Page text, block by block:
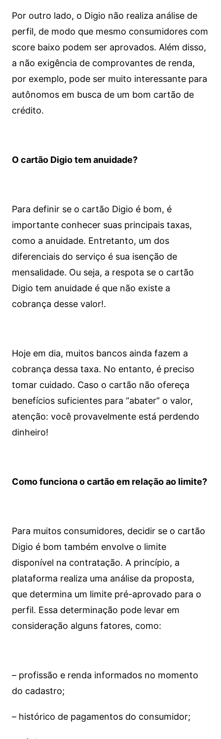
Por outro lado, o Digio não realiza análise de
perfil, de modo que mesmo consumidores com
score baixo podem ser aprovados. Além disso,
a não exigência de comprovantes de renda,
por exemplo, pode ser muito interessante para
autônomos em busca de um bom cartão de
crédito.
O cartão Digio tem anuidade?
Para definir se o cartão Digio é bom, é
importante conhecer suas principais taxas,
como a anuidade. Entretanto, um dos
diferenciais do serviço é sua isenção de
mensalidade. Ou seja, a respota se o cartão
Digio tem anuidade é que não existe a
cobrança desse valor!.
Hoje em dia, muitos bancos ainda fazem a
cobrança dessa taxa. No entanto, é preciso
tomar cuidado. Caso o cartão não ofereça
benefícios suficientes para “abater” o valor,
atenção: você provavelmente está perdendo
dinheiro!
Como funciona o cartão em relação ao limite?
Para muitos consumidores, decidir se o cartão
Digio é bom também envolve o limite
disponível na contratação. A princípio, a
plataforma realiza uma análise da proposta,
que determina um limite pré-aprovado para o
perfil. Essa determinação pode levar em
consideração alguns fatores, como:
– profissão e renda informados no momento
do cadastro;
– histórico de pagamentos do consumidor;